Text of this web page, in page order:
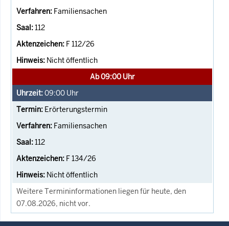
Familiensachen
112
F 112/26
Nicht öffentlich
Ab 09:00 Uhr
09:00 Uhr
Erörterungstermin
Familiensachen
112
F 134/26
Nicht öffentlich
Weitere Termininformationen liegen für heute, den
07.08.2026, nicht vor.